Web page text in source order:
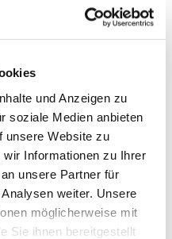
und Anzeigen zu
soziale Medien anbieten
unsere Website zu
Informationen zu Ihrer
unsere Partner für
weiter. Unsere
möglicherweise mit
Sie ihnen bereitgestellt
Hochbegabte),
Hauptfach Violine;
Academy Rostock
Meinung widersprechen,
Musik ausbilden müssen
intensiv während des
sollen“. (A.
L. Mozart – Gründliche